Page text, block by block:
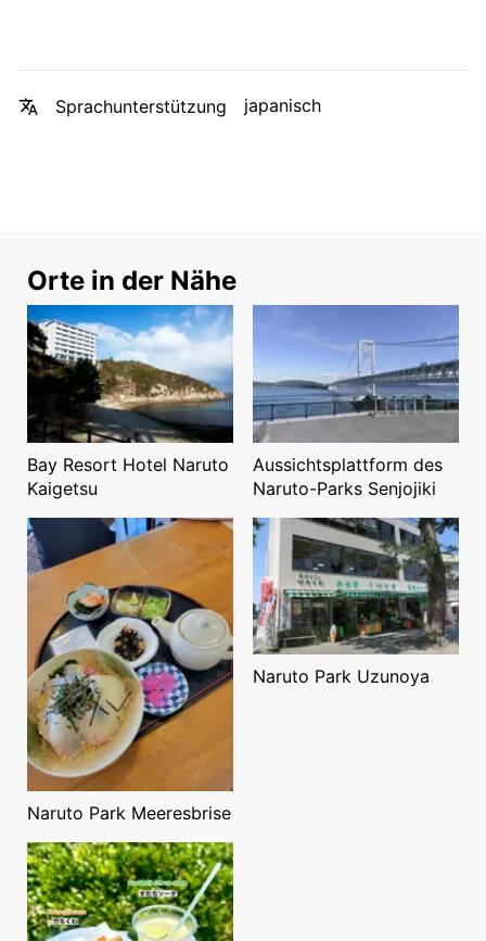
Sprachunterstützung japanisch
Orte in der Nähe
Bay Resort Hotel Naruto
Kaigetsu
Aussichtsplattform des
Naruto-Parks Senjojiki
Naruto Park Meeresbrise
Naruto Park Uzunoya